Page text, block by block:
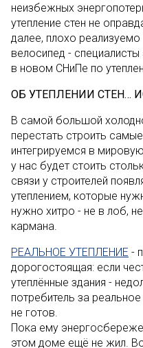
неизбежных
утепление стен не
далее, плохо
велосипед - специалисты
в новом СНиПе по
ОБ УТЕПЛЕНИИ
В самой большой
перестать строить
интегрируемся в
у нас будет стоить
связи у строителей
утеплением, которые
нужно хитро - не в лоб,
кармана.
РЕАЛЬНОЕ УТЕПЛЕНИЕ -
дорогостоящая: если
утеплённые здания -
потребитель за
не готов.
Пока ему
этом доме ещё не жил.